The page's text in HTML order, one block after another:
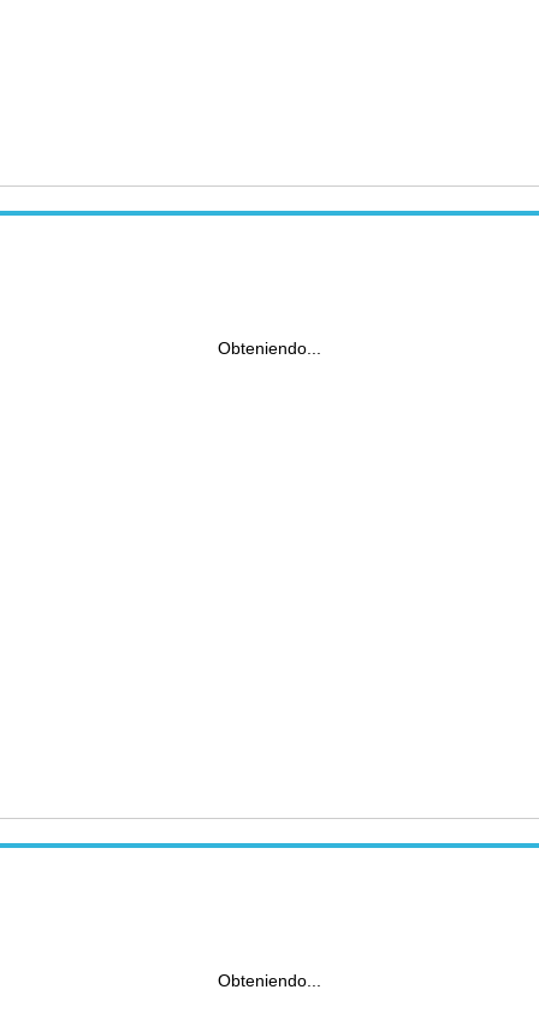
Obteniendo...
Obteniendo...